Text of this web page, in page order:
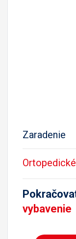
Zaradenie
vybavenie